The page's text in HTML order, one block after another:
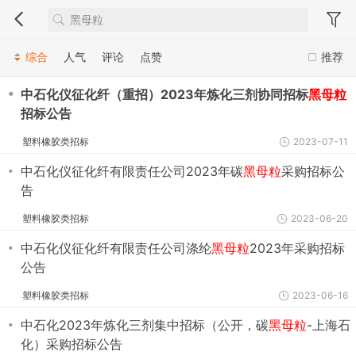
推荐
综合 人气 评论 点赞
・ 中石化仪征化纤（重招）2023年炼化三剂协同招标黑母粒
招标公告
塑料橡胶类招标 2023-07-11
・ 中石化仪征化纤有限责任公司2023年碳黑母粒采购招标公
告
塑料橡胶类招标 2023-06-20
・ 中石化仪征化纤有限责任公司涤纶黑母粒2023年采购招标
公告
塑料橡胶类招标 2023-06-16
・ 中石化2023年炼化三剂集中招标（公开，碳黑母粒-上海石
化）采购招标公告